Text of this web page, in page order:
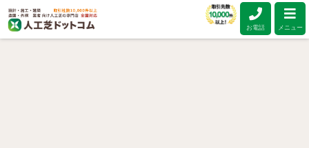
お電話 メニュー